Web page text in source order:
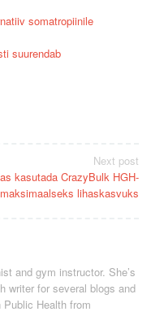
somatropiinile
suurendab
Next post
kasutada CrazyBulk HGH-
lihaskasvuks
and gym instructor. She’s
writer for several blogs and
Health from